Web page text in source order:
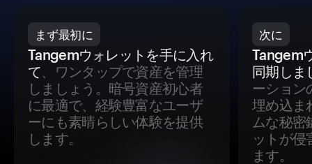
まず最初に
Tangemウォレットを手に入れ
て、ワンタップで資産を管理
しましょう。暗号資産初心者
に最適で、経験豊富なユーザ
ーにも素晴らしい体験を提供
します。
次に
Tangem
同期しま
ーション
埋め込ま
ムな秘密
ットが侵
ます。